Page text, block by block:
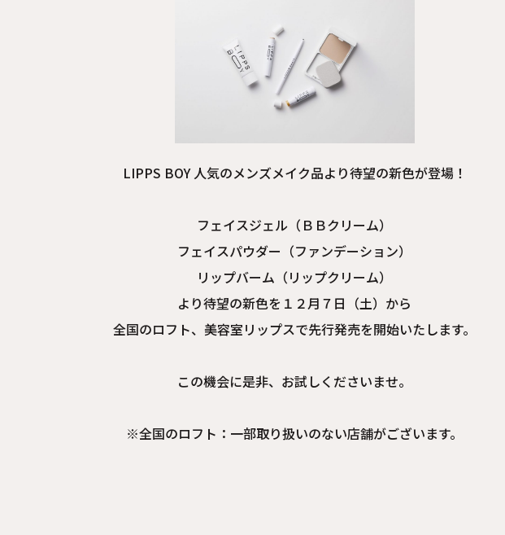
LIPPS BOY 人気のメンズメイク品より待望の新色が登場！
フェイスジェル（ＢＢクリーム）
フェイスパウダー（ファンデーション）
リップバーム（リップクリーム）
より待望の新色を１２月７日（土）から
全国のロフト、美容室リップスで先行発売を開始いたします。
この機会に是非、お試しくださいませ。
※全国のロフト：一部取り扱いのない店舗がございます。